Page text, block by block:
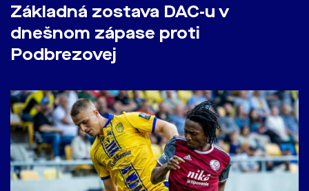
Základná zostava DAC-u v
dnešnom zápase proti
Podbrezovej